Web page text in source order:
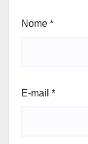
Nome *
E-mail *